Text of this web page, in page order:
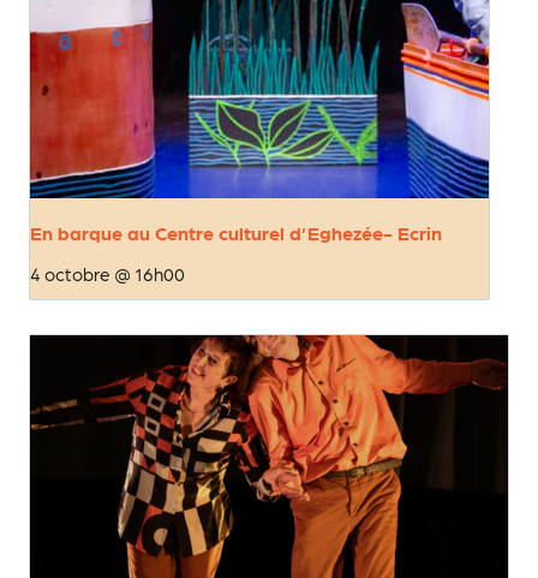
En barque au Centre culturel d’Eghezée- Ecrin
4 octobre @ 16h00